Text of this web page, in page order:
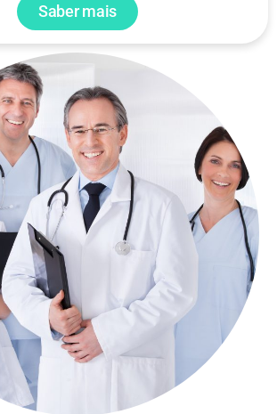
Saber mais